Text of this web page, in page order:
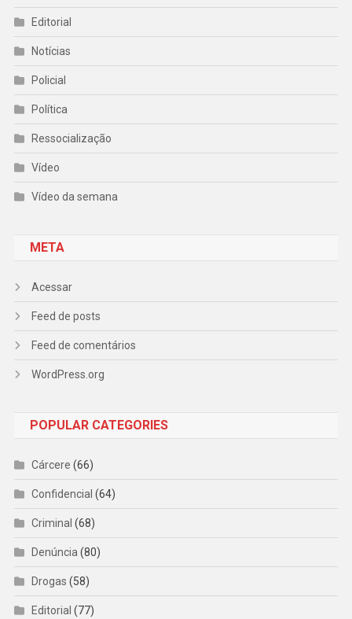
Editorial
Notícias
Policial
Política
Ressocialização
Vídeo
Vídeo da semana
META
Acessar
Feed de posts
Feed de comentários
WordPress.org
POPULAR CATEGORIES
Cárcere (66)
Confidencial (64)
Criminal (68)
Denúncia (80)
Drogas (58)
Editorial (77)